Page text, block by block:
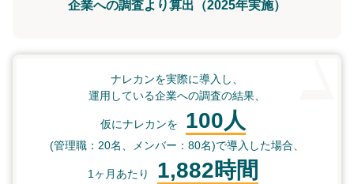
企業への調査より算出（2025年実施）
ナレカンを実際に導入し、
運用している企業への調査の結果、
仮にナレカンを 100人
(管理職：20名、メンバー：80名)で導入した場合、
1ヶ月あたり 1,882時間